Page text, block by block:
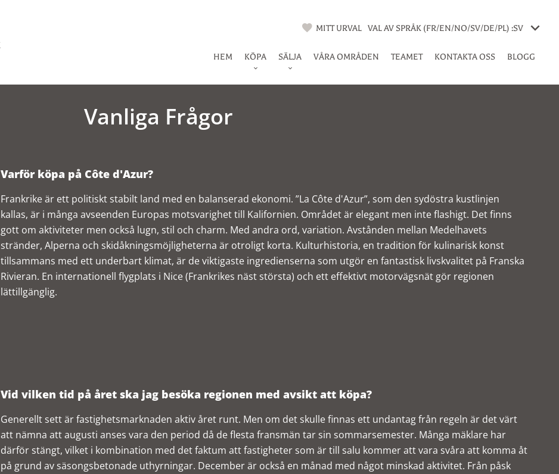
MITT URVAL VAL AV SPRÅK (FR/EN/NO/SV/DE/PL) :SV
HEM KÖPA SÄLJA VÅRA OMRÅDEN TEAMET KONTAKTA OSS BLOGG
Vanliga Frågor
Varför köpa på Côte d'Azur?
Frankrike är ett politiskt stabilt land med en balanserad ekonomi. ”La Côte d'Azur”, som den sydöstra kustlinjen
kallas, är i många avseenden Europas motsvarighet till Kalifornien. Området är elegant men inte flashigt. Det finns
gott om aktiviteter men också lugn, stil och charm. Med andra ord, variation. Avstånden mellan Medelhavets
stränder, Alperna och skidåkningsmöjligheterna är otroligt korta. Kulturhistoria, en tradition för kulinarisk konst
tillsammans med ett underbart klimat, är de viktigaste ingredienserna som utgör en fantastisk livskvalitet på Franska
Rivieran. En internationell flygplats i Nice (Frankrikes näst största) och ett effektivt motorvägsnät gör regionen
lättillgänglig.
Vid vilken tid på året ska jag besöka regionen med avsikt att köpa?
Generellt sett är fastighetsmarknaden aktiv året runt. Men om det skulle finnas ett undantag från regeln är det värt
att nämna att augusti anses vara den period då de flesta fransmän tar sin sommarsemester. Många mäklare har
därför stängt, vilket i kombination med det faktum att fastigheter som är till salu kommer att vara svåra att komma åt
på grund av säsongsbetonade uthyrningar. December är också en månad med något minskad aktivitet. Från påsk